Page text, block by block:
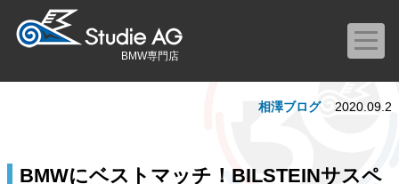
BMW専門店
BMWにベストマッチ！BILSTEINサスペ
相澤ブログ 2020.09.2